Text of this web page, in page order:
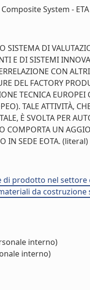
System -
SISTEMA DI
E DI SISTEMI
CON
DEL FACTORY
TECNICA
TALE ATTIVITÀ,
È SVOLTA PER
COMPORTA UN
IN SEDE EOTA. (literal)
di prodotto nel
da
interno)
interno)